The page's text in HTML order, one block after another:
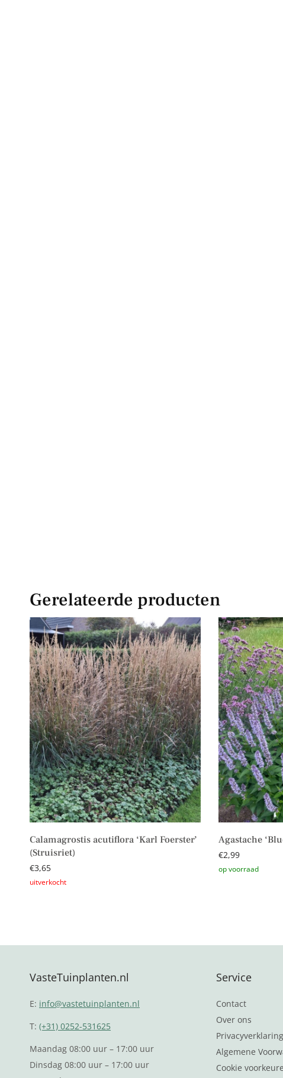
Gerelateerde producten
Calamagrostis acutiflora ‘Karl Foerster’
(Struisriet)
€3,65
Agastache
€2,99
VasteTuinplanten.nl
E: info@vastetuinplanten.nl
T:(+31) 0252-531625
Maandag 08:00 uur – 17:00 uur
Dinsdag 08:00 uur – 17:00 uur
Service
Contact
Over ons
Privacyverklaring
Algemene
Cookie